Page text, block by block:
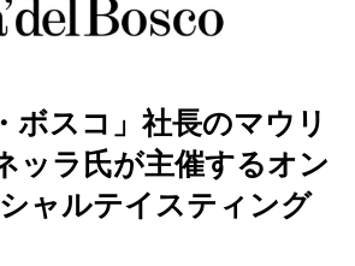
ボスコ」社長のマウリ
ッラ氏が主催するオン
ャルテイスティング